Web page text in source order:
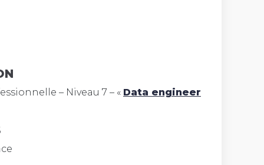
– Niveau 7 – « Data engineer